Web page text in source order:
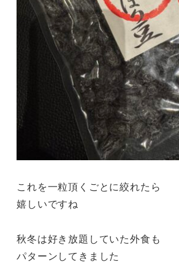
これを一粒頂くごとに絞れたら
嬉しいですね
秋冬は好き放題していた外食も
パターンしてきました